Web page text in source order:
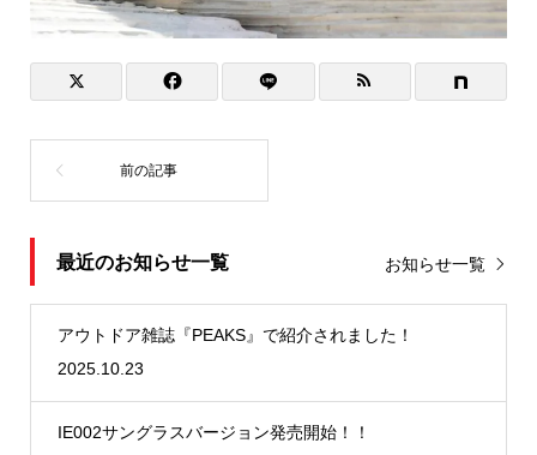
最近のお知らせ一覧 お知らせ一覧
アウトドア雑誌『PEAKS』で紹介されました！
2025.10.23
IE002サングラスバージョン発売開始！！